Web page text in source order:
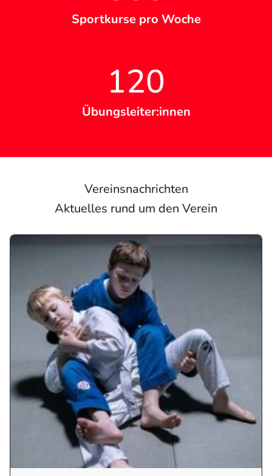
Sportkurse pro Woche
120
Übungsleiter:innen
Vereinsnachrichten
Aktuelles rund um den Verein